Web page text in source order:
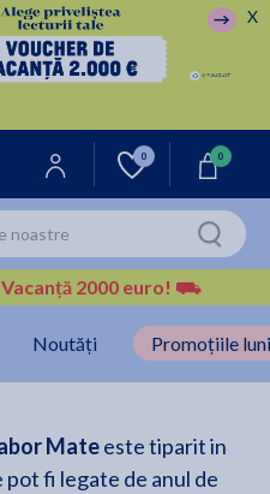
X
0 0
2000 euro! ⛟
Noutăți Promoțiile
Mateeste tiparit in
fi legate de anul de